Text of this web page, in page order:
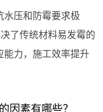
水压和防霉要求极
了传统材料易发霉的
能力，施工效率提升
因素有哪些？